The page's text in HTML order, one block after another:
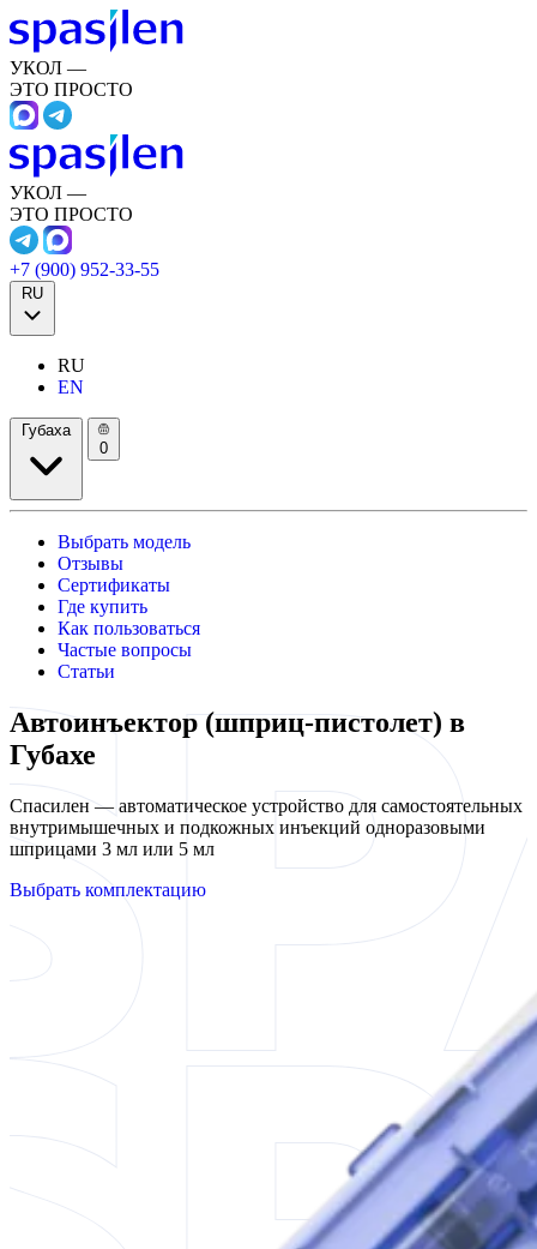
УКОЛ —
ЭТО ПРОСТО
УКОЛ —
ЭТО ПРОСТО
+7 (900) 952-33-55
RU
RU
EN
Губаха
0
Выбрать модель
Отзывы
Сертификаты
Где купить
Как пользоваться
Частые вопросы
Статьи
Автоинъектор (шприц-пистолет) в
Губахе
Спасилен — автоматическое устройство для самостоятельных
внутримышечных и подкожных инъекций одноразовыми
шприцами 3 мл или 5 мл
Выбрать комплектацию